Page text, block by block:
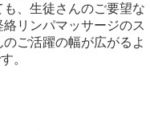
、生徒さんのご要望な
リンパマッサージのス
ご活躍の幅が広がるよ
。